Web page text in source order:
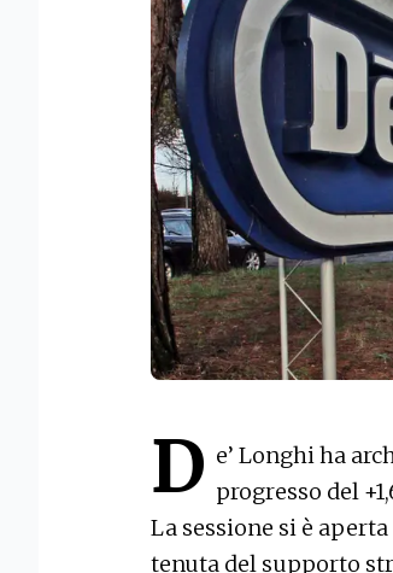
D e’ Longhi ha
progresso del
La sessione si è
tenuta del supporto